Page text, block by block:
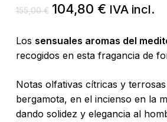
155,00€ El
original
era:
104,80 €El
actual
es:
IVA incl.
Los sensuales aromas del
recogidos en esta fragancia de
Notas olfativas cítricas y
bergamota, en el incienso en la
dando solidez y elegancia al